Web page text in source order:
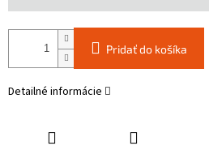
Pridať do košíka
Detailné informácie